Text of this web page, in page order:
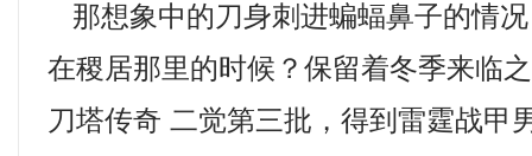
那想象中的刀身刺进蝙蝠鼻子的情
在稷居那里的时候？保留着冬季来临
刀塔传奇 二觉第三批，得到雷霆战甲